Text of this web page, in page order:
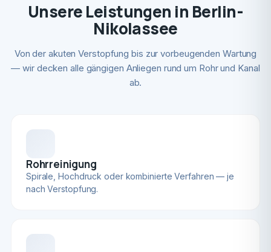
Unsere Leistungen in Berlin-
Nikolassee
Von der akuten Verstopfung bis zur vorbeugenden Wartung
— wir decken alle gängigen Anliegen rund um Rohr und Kanal
ab.
Rohrreinigung
Spirale, Hochdruck oder kombinierte Verfahren — je
nach Verstopfung.